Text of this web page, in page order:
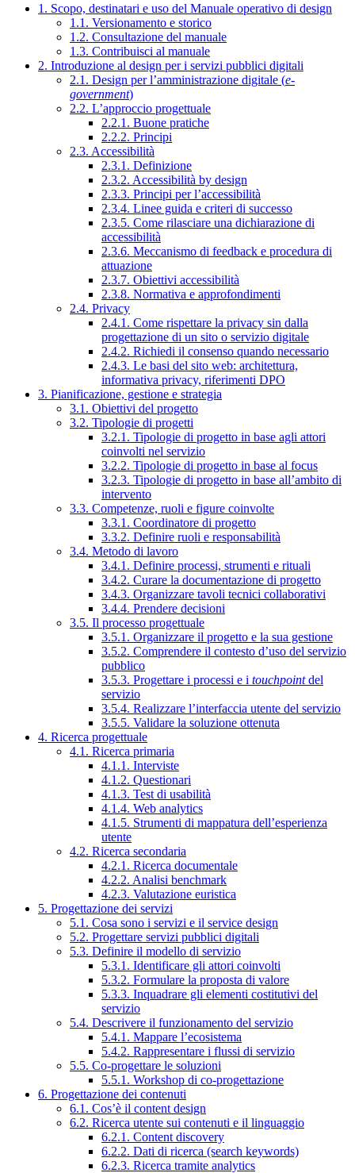
1. Scopo, destinatari e uso del Manuale operativo di design
1.1. Versionamento e storico
1.2. Consultazione del manuale
1.3. Contribuisci al manuale
2. Introduzione al design per i servizi pubblici digitali
2.1. Design per l’amministrazione digitale (e-
government)
2.2. L’approccio progettuale
2.2.1. Buone pratiche
2.2.2. Principi
2.3. Accessibilità
2.3.1. Definizione
2.3.2. Accessibilità by design
2.3.3. Principi per l’accessibilità
2.3.4. Linee guida e criteri di successo
2.3.5. Come rilasciare una dichiarazione di
accessibilità
2.3.6. Meccanismo di feedback e procedura di
attuazione
2.3.7. Obiettivi accessibilità
2.3.8. Normativa e approfondimenti
2.4. Privacy
2.4.1. Come rispettare la privacy sin dalla
progettazione di un sito o servizio digitale
2.4.2. Richiedi il consenso quando necessario
2.4.3. Le basi del sito web: architettura,
informativa privacy, riferimenti DPO
3. Pianificazione, gestione e strategia
3.1. Obiettivi del progetto
3.2. Tipologie di progetti
3.2.1. Tipologie di progetto in base agli attori
coinvolti nel servizio
3.2.2. Tipologie di progetto in base al focus
3.2.3. Tipologie di progetto in base all’ambito di
intervento
3.3. Competenze, ruoli e figure coinvolte
3.3.1. Coordinatore di progetto
3.3.2. Definire ruoli e responsabilità
3.4. Metodo di lavoro
3.4.1. Definire processi, strumenti e rituali
3.4.2. Curare la documentazione di progetto
3.4.3. Organizzare tavoli tecnici collaborativi
3.4.4. Prendere decisioni
3.5. Il processo progettuale
3.5.1. Organizzare il progetto e la sua gestione
3.5.2. Comprendere il contesto d’uso del servizio
pubblico
3.5.3. Progettare i processi e i touchpointdel
servizio
3.5.4. Realizzare l’interfaccia utente del servizio
3.5.5. Validare la soluzione ottenuta
4. Ricerca progettuale
4.1. Ricerca primaria
4.1.1. Interviste
4.1.2. Questionari
4.1.3. Test di usabilità
4.1.4. Web analytics
4.1.5. Strumenti di mappatura dell’esperienza
utente
4.2. Ricerca secondaria
4.2.1. Ricerca documentale
4.2.2. Analisi benchmark
4.2.3. Valutazione euristica
5. Progettazione dei servizi
5.1. Cosa sono i servizi e il service design
5.2. Progettare servizi pubblici digitali
5.3. Definire il modello di servizio
5.3.1. Identificare gli attori coinvolti
5.3.2. Formulare la proposta di valore
5.3.3. Inquadrare gli elementi costitutivi del
servizio
5.4. Descrivere il funzionamento del servizio
5.4.1. Mappare l’ecosistema
5.4.2. Rappresentare i flussi di servizio
5.5. Co-progettare le soluzioni
5.5.1. Workshop di co-progettazione
6. Progettazione dei contenuti
6.1. Cos’è il content design
6.2. Ricerca utente sui contenuti e il linguaggio
6.2.1. Content discovery
6.2.2. Dati di ricerca (search keywords)
6.2.3. Ricerca tramite analytics